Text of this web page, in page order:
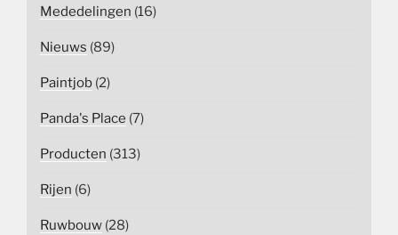
Mededelingen (16)
Nieuws (89)
Paintjob (2)
Panda's Place (7)
Producten (313)
Rijen (6)
Ruwbouw (28)